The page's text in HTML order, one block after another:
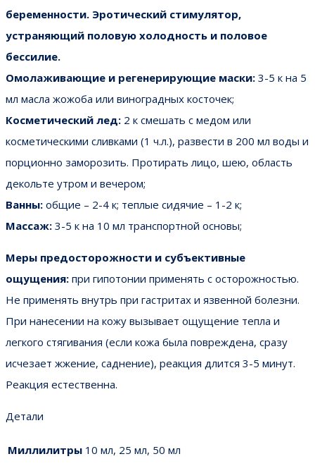
беременности. Эротический стимулятор,
устраняющий половую холодность и половое
бессилие.
Омолаживающие и регенерирующие маски: 3-5 к на 5
мл масла жожоба или виноградных косточек;
Косметический лед: 2 к смешать с медом или
косметическими сливками (1 ч.л.), развести в 200 мл воды и
порционно заморозить. Протирать лицо, шею, область
декольте утром и вечером;
Ванны: общие – 2-4 к; теплые сидячие – 1-2 к;
Массаж: 3-5 к на 10 мл транспортной основы;
Меры предосторожности и субъективные
ощущения: при гипотонии применять с осторожностью.
Не применять внутрь при гастритах и язвенной болезни.
При нанесении на кожу вызывает ощущение тепла и
легкого стягивания (если кожа была повреждена, сразу
исчезает жжение, саднение), реакция длится 3-5 минут.
Реакция естественна.
Детали
Миллилитры 10 мл, 25 мл, 50 мл